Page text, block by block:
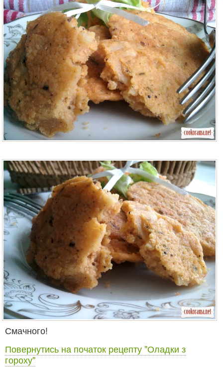
Смачного!
Повернутись на початок рецепту "Оладки з
гороху"